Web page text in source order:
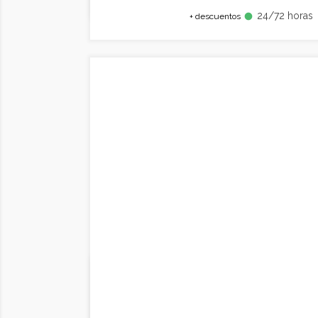
+ descuentos fiber_manual_record 24/72 horas